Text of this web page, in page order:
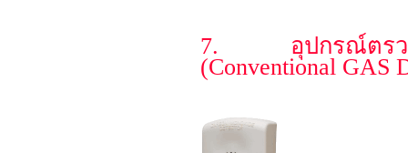
7. อุปกรณ์ตรว
(Conventional GAS